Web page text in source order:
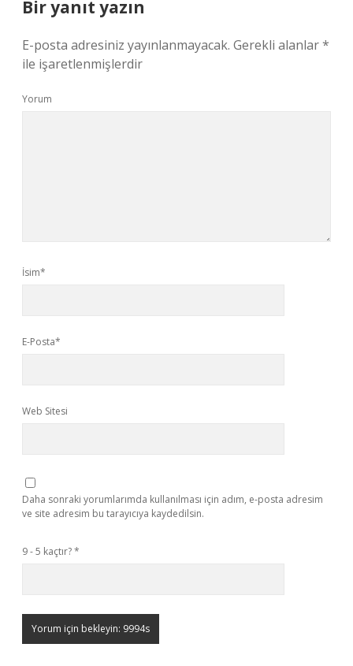
Bir yanıt yazın
E-posta adresiniz yayınlanmayacak. Gerekli alanlar*
ile işaretlenmişlerdir
Yorum
İsim*
E-Posta*
Web Sitesi
Daha sonraki yorumlarımda kullanılması için adım, e-posta adresim
ve site adresim bu tarayıcıya kaydedilsin.
9 - 5 kaçtır?*